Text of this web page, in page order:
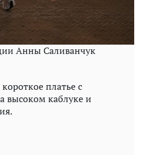
Анны Саливанчук
платье с
высоком каблуке и